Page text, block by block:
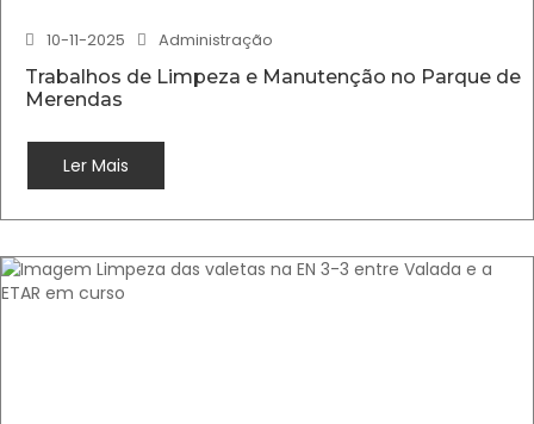
10-11-2025
Administração
Trabalhos de Limpeza e Manutenção no Parque de
Merendas
Ler Mais